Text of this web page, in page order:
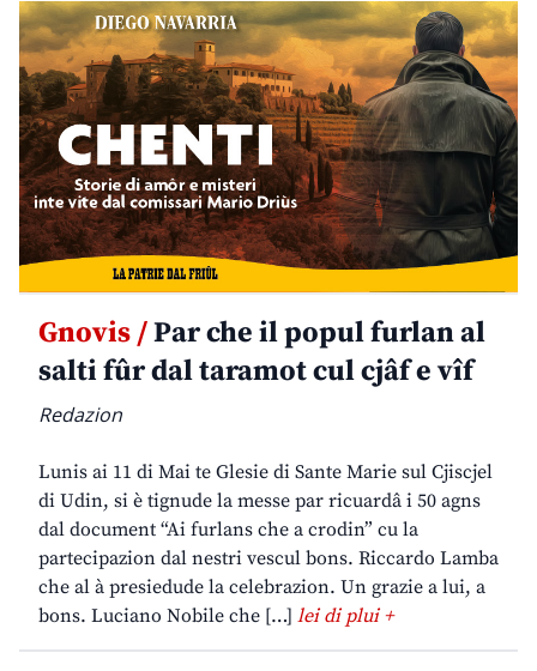
Gnovis /Par che il popul furlan al
salti fûr dal taramot cul cjâf e vîf
Redazion
Lunis ai 11 di Mai te Glesie di Sante Marie sul Cjiscjel
di Udin, si è tignude la messe par ricuardâ i 50 agns
dal document “Ai furlans che a crodin” cu la
partecipazion dal nestri vescul bons. Riccardo Lamba
che al à presiedude la celebrazion. Un grazie a lui, a
bons. Luciano Nobile che […] lei di plui +